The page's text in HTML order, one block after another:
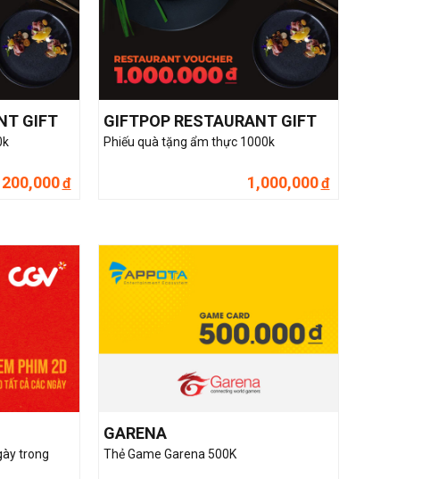
GIFT
200,000đ
GIFTPOP RESTAURANT GIFT
Phiếu quà tặng ẩm thực 1000k
1,000,000đ
trong
GARENA
Thẻ Game Garena 500K